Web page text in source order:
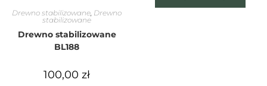
Drewno stabilizowane Drewno
stabilizowane
Drewno stabilizowane
BL188
100,00 zł